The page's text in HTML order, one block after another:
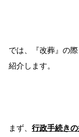
では、『改葬』の
紹介します。
まず、 行政手続きの